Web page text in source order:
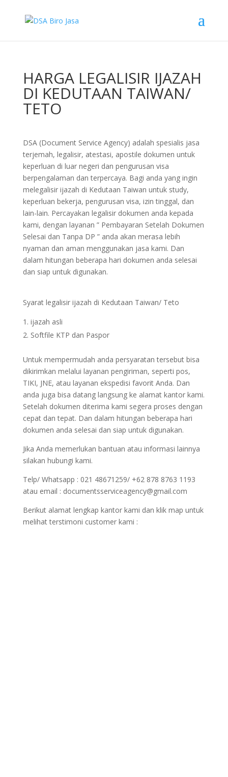
HARGA LEGALISIR IJAZAH
DI KEDUTAAN TAIWAN/
TETO
DSA (Document Service Agency) adalah spesialis jasa
terjemah, legalisir, atestasi, apostile dokumen untuk
keperluan di luar negeri dan pengurusan visa
berpengalaman dan terpercaya. Bagi anda yang ingin
melegalisir ijazah di Kedutaan Taiwan untuk study,
keperluan bekerja, pengurusan visa, izin tinggal, dan
lain-lain. Percayakan legalisir dokumen anda kepada
kami, dengan layanan ” Pembayaran Setelah Dokumen
Selesai dan Tanpa DP ” anda akan merasa lebih
nyaman dan aman menggunakan jasa kami. Dan
dalam hitungan beberapa hari dokumen anda selesai
dan siap untuk digunakan.
Syarat legalisir ijazah di Kedutaan Taiwan/ Teto
ijazah asli
Softfile KTP dan Paspor
Untuk mempermudah anda persyaratan tersebut bisa
dikirimkan melalui layanan pengiriman, seperti pos,
TIKI, JNE, atau layanan ekspedisi favorit Anda. Dan
anda juga bisa datang langsung ke alamat kantor kami.
Setelah dokumen diterima kami segera proses dengan
cepat dan tepat. Dan dalam hitungan beberapa hari
dokumen anda selesai dan siap untuk digunakan.
Jika Anda memerlukan bantuan atau informasi lainnya
silakan hubungi kami.
Telp/ Whatsapp : 021 48671259/ +62 878 8763 1193
atau email : documentsserviceagency@gmail.com
Berikut alamat lengkap kantor kami dan klik map untuk
melihat terstimoni customer kami :